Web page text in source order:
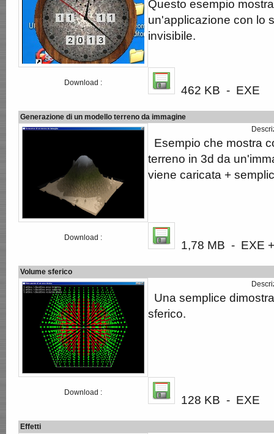
Questo esempio
un'applicazione con lo
invisibile.
Download :
462 KB - EXE
Generazione di un modello terreno da immagine
Esempio che mostra
terreno in 3d da
viene caricata +
Download :
1,78 MB - EXE
Volume sferico
Una semplice
sferico.
Download :
128 KB - EXE
Effetti